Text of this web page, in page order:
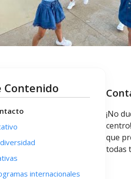
Contenido
internacionales
¡No
que
todas